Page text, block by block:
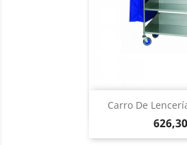
Carro De
Precio
 Vista